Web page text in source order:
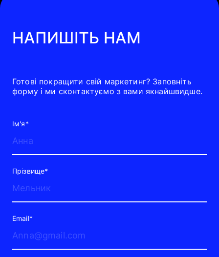
НАПИШІТЬ НАМ
Готові покращити свій маркетинг? Заповніть
форму і ми сконтактуємо з вами якнайшвидше.
Ім'я*
Прізвище*
Email*